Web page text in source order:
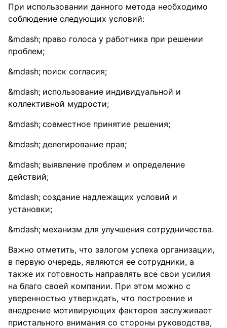
При использовании данного метода необходимо
соблюдение следующих условий:
право голоса у работника при решении
проблем;
поиск согласия;
использование индивидуальной и
коллективной мудрости;
совместное принятие решения;
делегирование прав;
выявление проблем и определение
действий;
создание надлежащих условий и
установки;
механизм для улучшения сотрудничества.
Важно отметить, что залогом успеха организации,
в первую очередь, являются ее сотрудники, а
также их готовность направлять все свои усилия
на благо своей компании. При этом можно с
уверенностью утверждать, что построение и
внедрение мотивирующих факторов заслуживает
пристального внимания со стороны руководства,